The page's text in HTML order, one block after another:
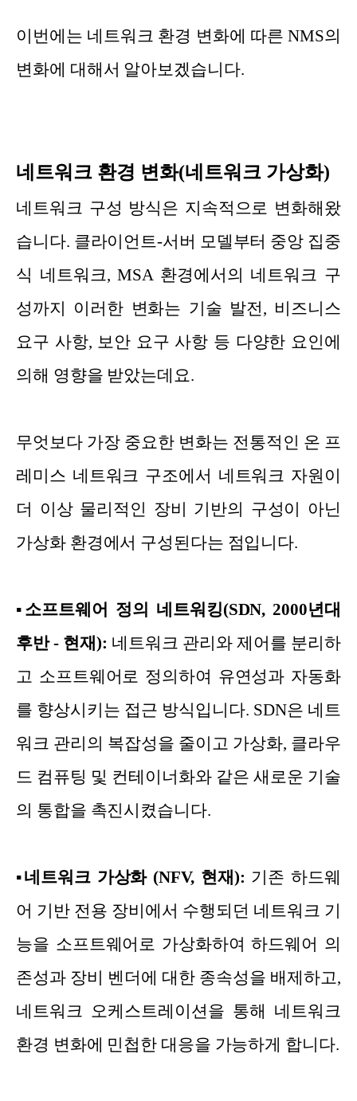
이번에는 네트워크 환경 변화에 따른 NMS의
변화에 대해서 알아보겠습니다.
네트워크 환경 변화(네트워크 가상화)
네트워크 구성 방식은 지속적으로 변화해왔
습니다. 클라이언트-서버 모델부터 중앙 집중
식 네트워크, MSA 환경에서의 네트워크 구
성까지 이러한 변화는 기술 발전, 비즈니스
요구 사항, 보안 요구 사항 등 다양한 요인에
의해 영향을 받았는데요.
무엇보다 가장 중요한 변화는 전통적인 온 프
레미스 네트워크 구조에서 네트워크 자원이
더 이상 물리적인 장비 기반의 구성이 아닌
가상화 환경에서 구성된다는 점입니다.
▪ 소프트웨어 정의 네트워킹(SDN, 2000년대
후반 - 현재): 네트워크 관리와 제어를 분리하
고 소프트웨어로 정의하여 유연성과 자동화
를 향상시키는 접근 방식입니다. SDN은 네트
워크 관리의 복잡성을 줄이고 가상화, 클라우
드 컴퓨팅 및 컨테이너화와 같은 새로운 기술
의 통합을 촉진시켰습니다.
▪네트워크 가상화 (NFV, 현재): 기존 하드웨
어 기반 전용 장비에서 수행되던 네트워크 기
능을 소프트웨어로 가상화하여 하드웨어 의
존성과 장비 벤더에 대한 종속성을 배제하고,
네트워크 오케스트레이션을 통해 네트워크
환경 변화에 민첩한 대응을 가능하게 합니다.